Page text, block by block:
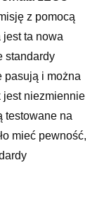
z pomocą
jest ta nowa
standardy
pasują i można
jest niezmiennie
testowane na
mieć pewność,